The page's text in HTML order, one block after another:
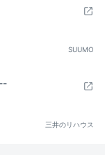
SUUMO
--
三井のリハウス